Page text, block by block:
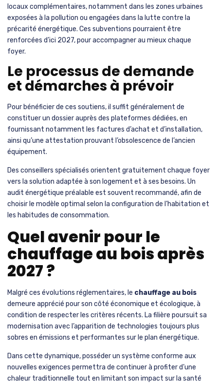
locaux complémentaires, notamment dans les zones urbaines
exposées à la pollution ou engagées dans la lutte contre la
précarité énergétique. Ces subventions pourraient être
renforcées d’ici 2027, pour accompagner au mieux chaque
foyer.
Le processus de demande
et démarches à prévoir
Pour bénéficier de ces soutiens, il suffit généralement de
constituer un dossier auprès des plateformes dédiées, en
fournissant notamment les factures d’achat et d’installation,
ainsi qu’une attestation prouvant l’obsolescence de l’ancien
équipement.
Des conseillers spécialisés orientent gratuitement chaque foyer
vers la solution adaptée à son logement et à ses besoins. Un
audit énergétique préalable est souvent recommandé, afin de
choisir le modèle optimal selon la configuration de l’habitation et
les habitudes de consommation.
Quel avenir pour le
chauffage au bois après
2027 ?
Malgré ces évolutions réglementaires, le chauffage au bois
demeure apprécié pour son côté économique et écologique, à
condition de respecter les critères récents. La filière poursuit sa
modernisation avec l’apparition de technologies toujours plus
sobres en émissions et performantes sur le plan énergétique.
Dans cette dynamique, posséder un système conforme aux
nouvelles exigences permettra de continuer à profiter d’une
chaleur traditionnelle tout en limitant son impact sur la santé